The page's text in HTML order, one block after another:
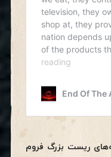
ریست بزرگ فروم